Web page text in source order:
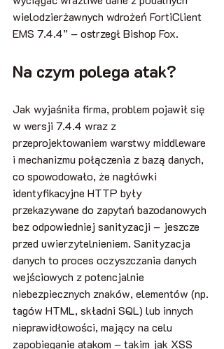
wielodzierżawnych wdrożeń FortiClient
EMS 7.4.4” – ostrzegł Bishop Fox.
Na czym polega atak?
Jak wyjaśniła firma, problem pojawił się
w wersji 7.4.4 wraz z
przeprojektowaniem warstwy middleware
i mechanizmu połączenia z bazą danych,
co spowodowało, że nagłówki
identyfikacyjne HTTP były
przekazywane do zapytań bazodanowych
bez odpowiedniej sanityzacji – jeszcze
przed uwierzytelnieniem. Sanityzacja
danych to proces oczyszczania danych
wejściowych z potencjalnie
niebezpiecznych znaków, elementów (np.
tagów HTML, składni SQL) lub innych
nieprawidłowości, mający na celu
zapobieganie atakom – takim jak XSS